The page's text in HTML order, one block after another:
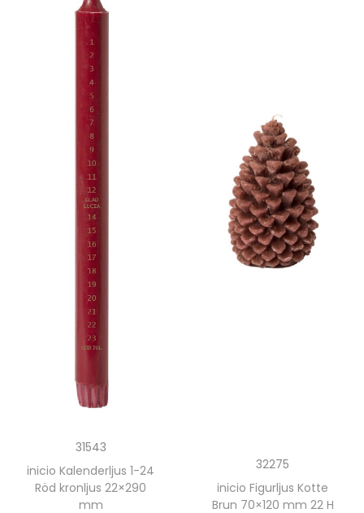
31543
inicio Kalenderljus 1-24
Röd kronljus 22×290
mm
32275
inicio Figurljus Kotte
Brun 70×120 mm 22 H